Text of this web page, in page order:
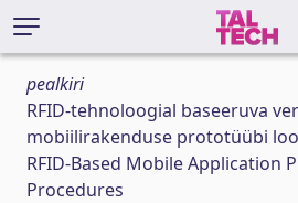
pealkiri
RFID-tehnoloogial baseeruva
mobiilirakenduse prototüübi
RFID-Based Mobile Application
Procedures